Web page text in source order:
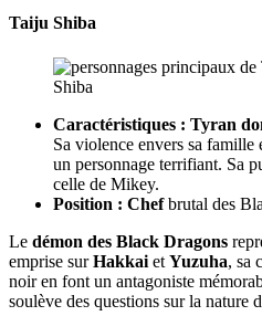
Taiju Shiba
Caractéristiques : Tyran
Sa violence envers sa
un personnage terrifiant. Sa
celle de Mikey.
Position : Chefbrutal des
Le démon des Black Dragons
emprise surHakkai et Yuzuha, sa
noir en font un antagoniste
soulève des questions sur la nature